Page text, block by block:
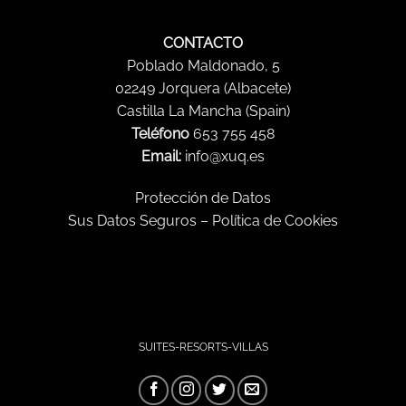
CONTACTO
Poblado Maldonado, 5
02249 Jorquera (Albacete)
Castilla La Mancha (Spain)
Teléfono 653 755 458
Email: info@xuq.es
Protección de Datos
Sus Datos Seguros – Política de Cookies
SUITES-RESORTS-VILLAS